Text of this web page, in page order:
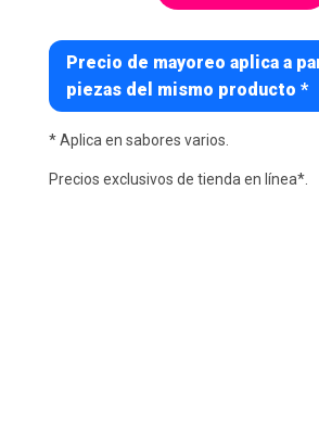
Precio de mayoreo aplica a
piezas del mismo producto *
* Aplica en sabores varios.
Precios exclusivos de tienda en línea*.